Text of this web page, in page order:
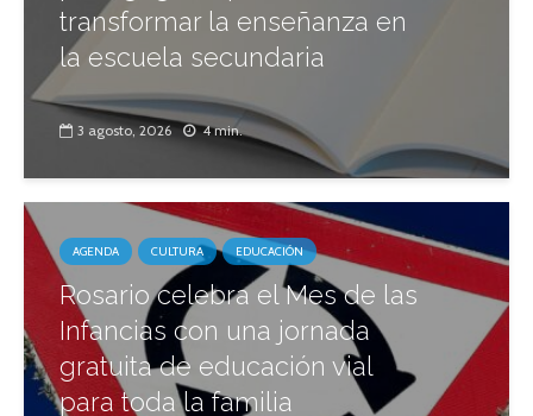
transformar la enseñanza en
la escuela secundaria
3 agosto, 2026 4 min.
AGENDA CULTURA EDUCACIÓN
Rosario celebra el Mes de las
Infancias con una jornada
gratuita de educación vial
para toda la familia